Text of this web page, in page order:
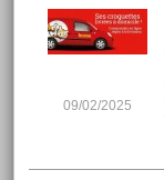
09/02/2025